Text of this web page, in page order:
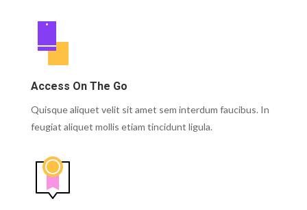
Access On The Go
Quisque aliquet velit sit amet sem interdum faucibus. In
feugiat aliquet mollis etiam tincidunt ligula.